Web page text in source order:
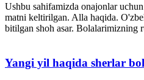
Ushbu sahifamizda onajonlar
matni keltirilgan. Alla haqida.
bitilgan shoh asar. Bolalarimizning
Yangi yil haqida sherlar